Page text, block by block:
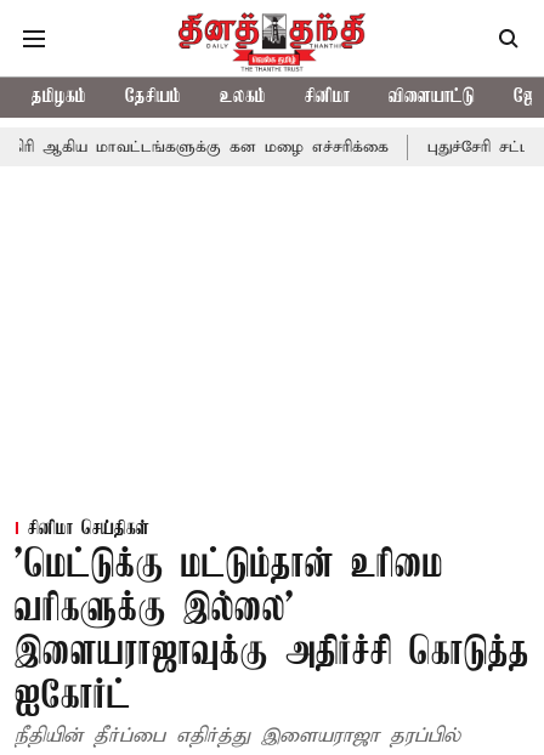
தமிழகம் தேசியம் உலகம் சினிமா விளையாட்டு
கன மழை எச்சரிக்கை புதுச்சேரி சட்டசபையில்
சினிமா செய்திகள்
’மெட்டுக்கு மட்டும்தான் உரிமை
வரிகளுக்கு இல்லை’
இளையராஜாவுக்கு அதிர்ச்சி கொடுத்த
ஐகோர்ட்
நீதியின் தீர்ப்பை எதிர்த்து இளையராஜா தரப்பில்